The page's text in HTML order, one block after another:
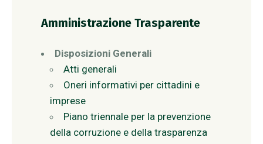
Amministrazione Trasparente
Disposizioni Generali
Atti generali
Oneri informativi per cittadini e
imprese
Piano triennale per la prevenzione
della corruzione e della trasparenza